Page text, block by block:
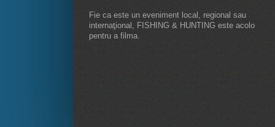
Fie ca este un eveniment local, regional sau
internaţional, FISHING & HUNTING este acolo
pentru a filma.